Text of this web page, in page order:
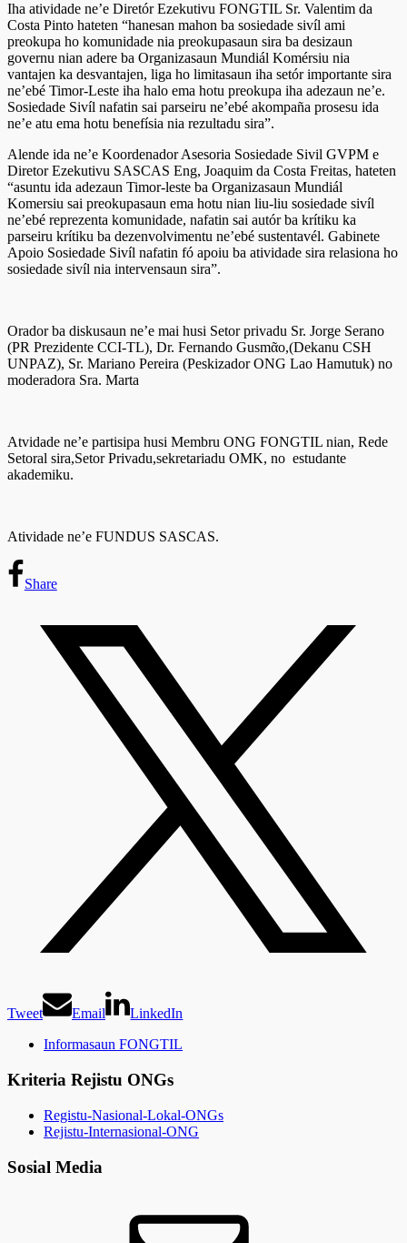
Iha atividade ne’e Diretór Ezekutivu FONGTIL Sr. Valentim da
Costa Pinto hateten “hanesan mahon ba sosiedade sivíl ami
preokupa ho komunidade nia preokupasaun sira ba desizaun
governu nian adere ba Organizasaun Mundiál Komérsiu nia
vantajen ka desvantajen, liga ho limitasaun iha setór importante sira
ne’ebé Timor-Leste iha halo ema hotu preokupa iha adezaun ne’e.
Sosiedade Sivíl nafatin sai parseiru ne’ebé akompaña prosesu ida
ne’e atu ema hotu benefísia nia rezultadu sira”.
Alende ida ne’e Koordenador Asesoria Sosiedade Sivil GVPM e
Diretor Ezekutivu SASCAS Eng, Joaquim da Costa Freitas, hateten
“asuntu ida adezaun Timor-leste ba Organizasaun Mundiál
Komersiu sai preokupasaun ema hotu nian liu-liu sosiedade sivíl
ne’ebé reprezenta komunidade, nafatin sai autór ba krítiku ka
parseiru krítiku ba dezenvolvimentu ne’ebé sustentavél. Gabinete
Apoio Sosiedade Sivíl nafatin fó apoiu ba atividade sira relasiona ho
sosiedade sivíl nia intervensaun sira”.
Orador ba diskusaun ne’e mai husi Setor privadu Sr. Jorge Serano
(PR Prezidente CCI-TL), Dr. Fernando Gusmᾶo,(Dekanu CSH
UNPAZ), Sr. Mariano Pereira (Peskizador ONG Lao Hamutuk) no
moderadora Sra. Marta
Atvidade ne’e partisipa husi Membru ONG FONGTIL nian, Rede
Setoral sira,Setor Privadu,sekretariadu OMK, no estudante
akademiku.
Atividade ne’e FUNDUS SASCAS.
Share
Tweet Email
LinkedIn
Informasaun FONGTIL
Kriteria Rejistu ONGs
Registu-Nasional-Lokal-ONGs
Rejistu-Internasional-ONG
Sosial Media